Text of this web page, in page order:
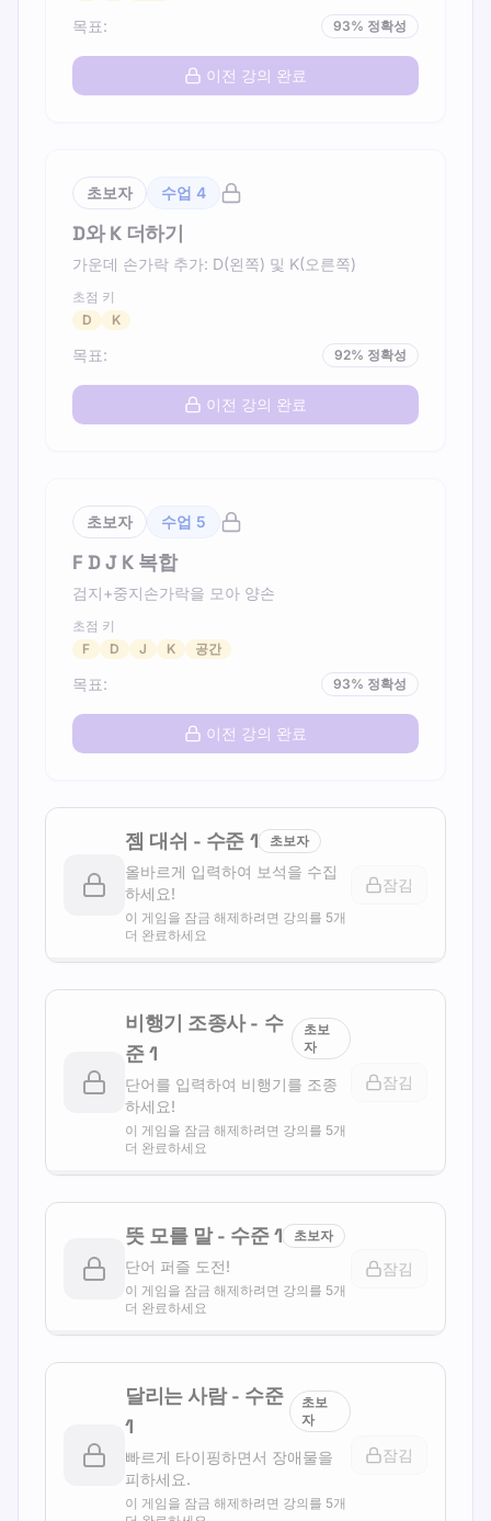
목표: 93% 정확성
이전 강의 완료
초보자 수업 4
D와 K 더하기
가운데 손가락 추가: D(왼쪽) 및 K(오른쪽)
초점 키
D
K
목표: 92% 정확성
이전 강의 완료
초보자 수업 5
F D J K 복합
검지+중지손가락을 모아 양손
초점 키
F
D J K 공간
목표: 93% 정확성
이전 강의 완료
젬 대쉬 - 수준 1 초보자
올바르게 입력하여 보석을 수집
하세요!
이 게임을 잠금 해제하려면 강의를 5개
더 완료하세요
잠김
비행기 조종사- 수
준1
초보
자
단어를 입력하여 비행기를 조종
하세요!
이 게임을 잠금 해제하려면 강의를 5개
더 완료하세요
잠김
뜻 모를 말- 수준 1 초보자
단어 퍼즐 도전!
이 게임을 잠금 해제하려면 강의를 5개
더 완료하세요
잠김
달리는 사람- 수준
1
초보
자
빠르게 타이핑하면서 장애물을
피하세요.
이 게임을 잠금 해제하려면 강의를 5개
잠김